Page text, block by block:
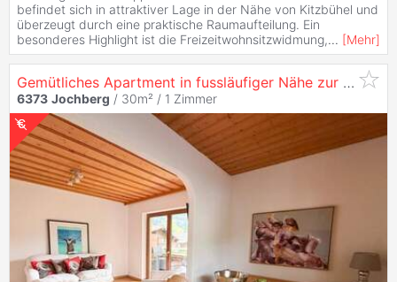
befindet sich in attraktiver Lage in der Nähe von Kitzbühel und
überzeugt durch eine praktische Raumaufteilung. Ein
besonderes Highlight ist die Freizeitwohnsitzwidmung,... [Mehr]
Gemütliches Apartment in fussläufiger Nähe zur Wagstättbahn
6373 Jochberg / 30m² / 1 Zimmer